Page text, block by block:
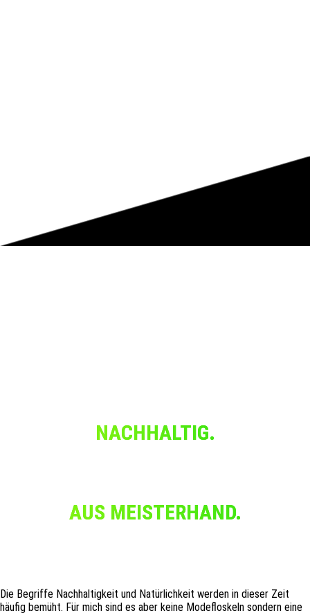
NACHHALTIG.
AUS MEISTERHAND.
Die Begriffe Nachhaltigkeit und Natürlichkeit werden in dieser Zeit
häufig bemüht. Für mich sind es aber keine Modefloskeln sondern eine